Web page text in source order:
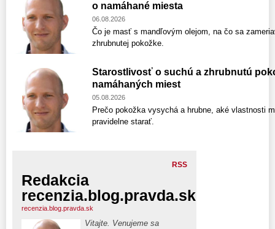
o namáhané miesta
06.08.2026
Čo je masť s mandľovým olejom, na čo sa
zhrubnutej pokožke.
Starostlivosť o suchú a zhrubnutú
namáhaných miest
05.08.2026
Prečo pokožka vysychá a hrubne, aké vlastnosti
pravidelne starať.
RSS
Redakcia
recenzia.blog.pravda.sk
recenzia.blog.pravda.sk
Vitajte. Venujeme sa